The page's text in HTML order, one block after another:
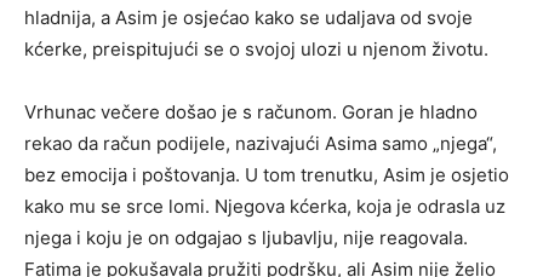
hladnija, a Asim je osjećao kako se udaljava od svoje
kćerke, preispitujući se o svojoj ulozi u njenom životu.
Vrhunac večere došao je s računom. Goran je hladno
rekao da račun podijele, nazivajući Asima samo „njega“,
bez emocija i poštovanja. U tom trenutku, Asim je osjetio
kako mu se srce lomi. Njegova kćerka, koja je odrasla uz
njega i koju je on odgajao s ljubavlju, nije reagovala.
Fatima je pokušavala pružiti podršku, ali Asim nije želio